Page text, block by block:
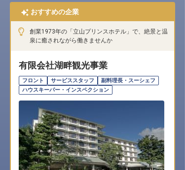
採用をお考えの企業様へ
おすすめの企業
創業1973年の「立山プリンスホテル」で、絶景と温
泉に癒されながら働きませんか
有限会社湖畔観光事業
フロント サービススタッフ
副料理長・スーシェフ
ハウスキーパー・インスペクション